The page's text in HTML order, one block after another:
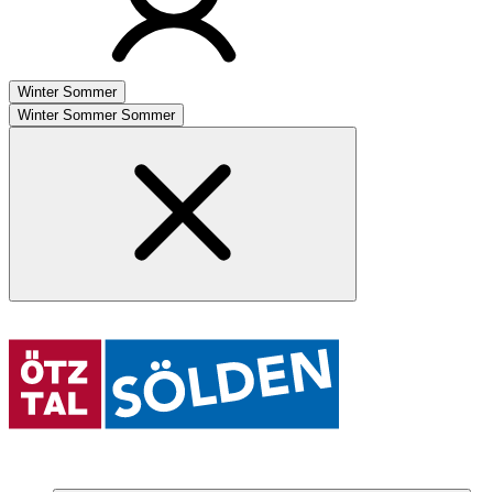
Winter Sommer
Winter Sommer Sommer